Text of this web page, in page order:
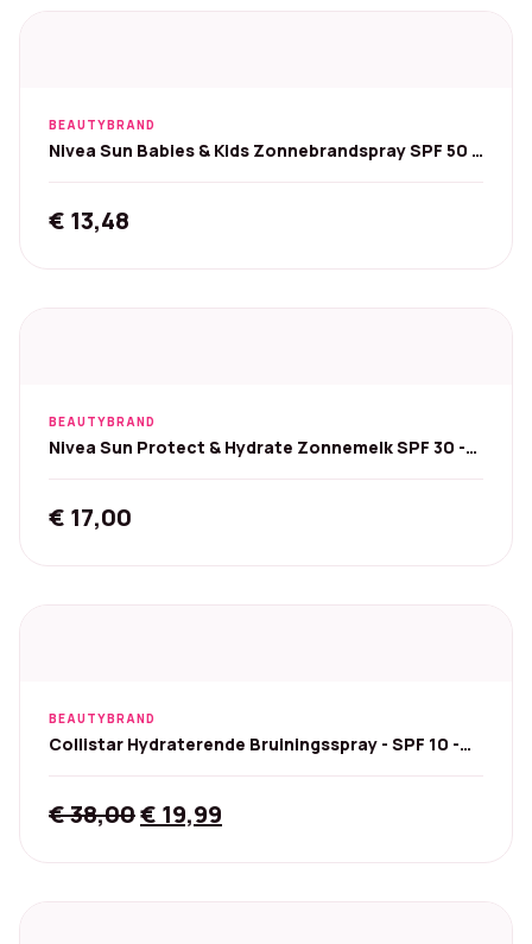
BEAUTYBRAND
Nivea Sun Babies & Kids Zonnebrandspray SPF 50 -
€ 13,48
BEAUTYBRAND
Nivea Sun Protect & Hydrate Zonnemelk SPF 30 -
€ 17,00
BEAUTYBRAND
Collistar Hydraterende Bruiningsspray - SPF 10 -
€38,00Original
€ 19,99